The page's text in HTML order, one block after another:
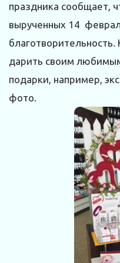
праздника сообщает,
вырученных 14
дарить своим
подарки, например,
фото.